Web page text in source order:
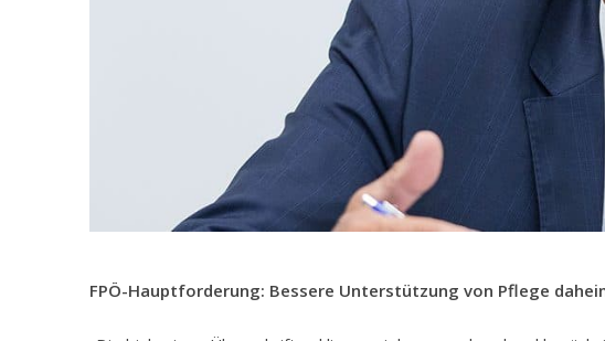
FPÖ-Hauptforderung: Bessere Unterstützung von Pflege